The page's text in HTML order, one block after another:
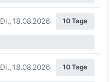
Di., 18.08.2026 10 Tage
Di., 18.08.2026 10 Tage